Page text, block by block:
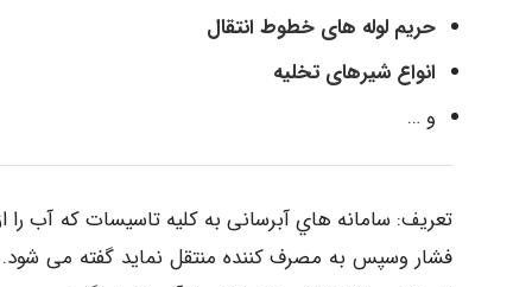
حریم لوله های خطوط انتقال
انواع شیرهای تخلیه
و …
ﺗﻌﺮﯾﻒ: ﺳﺎﻣﺎﻧﻪ ﻫﺎي آﺑﺮﺳﺎﻧﯽ ﺑﻪ ﮐﻠﯿﻪ ﺗﺎﺳﯿﺴﺎت ﮐﻪ آب را
ﻓﺸﺎر وﺳﭙﺲ ﺑﻪ ﻣﺼﺮف ﮐﻨﻨﺪه ﻣﻨﺘﻘﻞ ﻧﻤﺎﯾﺪ ﮔﻔﺘﻪ ﻣﯽ